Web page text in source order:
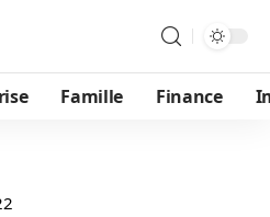
Famille Finance